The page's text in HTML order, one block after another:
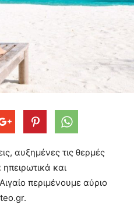
αυξημένες τις θερμές
και
περιμένουμε αύριο